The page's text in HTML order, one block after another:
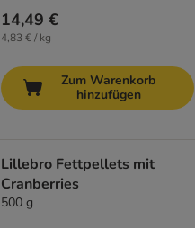
14,49 €
4,83 € / kg
Zum Warenkorb
hinzufügen
Lillebro Fettpellets mit
Cranberries
500 g